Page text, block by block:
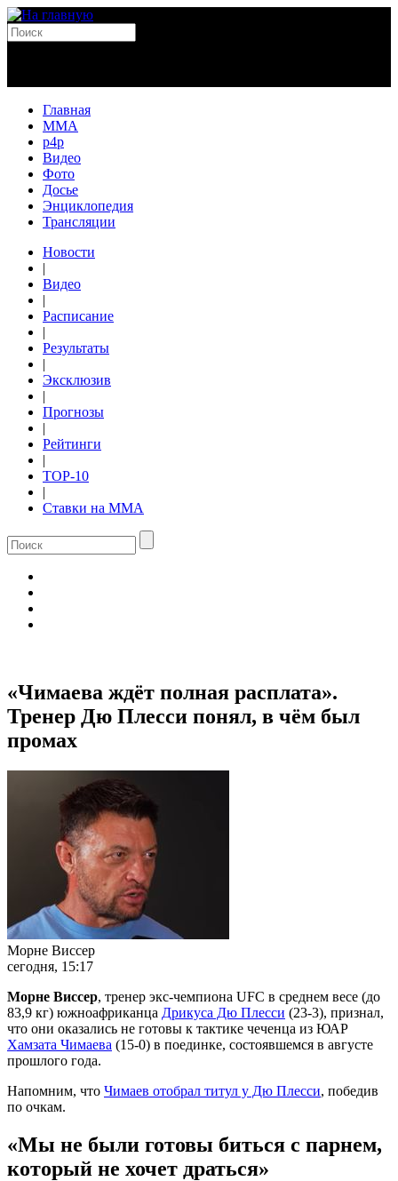
Главная
MMA
p4p
Видео
Фото
Досье
Энциклопедия
Трансляции
Новости
|
Видео
|
Расписание
|
Результаты
|
Эксклюзив
|
Прогнозы
|
Рейтинги
|
TOP-10
|
Ставки на ММА
«Чимаева ждёт полная расплата».
Тренер Дю Плесси понял, в чём был
промах
Морне Виссер
сегодня, 15:17
Морне Виссер, тренер экс-чемпиона UFC в среднем весе (до
83,9 кг) южноафриканца Дрикуса Дю Плесси (23-3), признал,
что они оказались не готовы к тактике чеченца из ЮАР
Хамзата Чимаева (15-0) в поединке, состоявшемся в августе
прошлого года.
Напомним, что Чимаев отобрал титул у Дю Плесси, победив
по очкам.
«Мы не были готовы биться с парнем,
который не хочет драться»